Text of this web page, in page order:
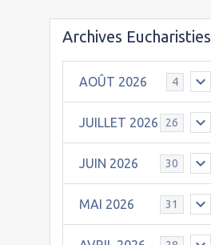
Archives Eucharisties
AOÛT 2026 4
JUILLET 2026 26
JUIN 2026 30
MAI 2026 31